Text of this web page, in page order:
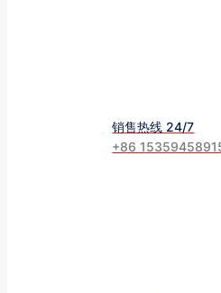
销售热线 24/7
+86